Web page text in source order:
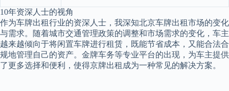
10年资深人士的视角
作为车牌出租行业的资深人士，我深知北京车牌出租市场的变化
与需求。随着城市交通管理政策的调整和市场需求的变化，车主
越来越倾向于将闲置车牌进行租赁，既能节省成本，又能合法合
规地管理自己的资产。金牌车务等专业平台的出现，为车主提供
了更多选择和便利，使得京牌出租成为一种常见的解决方案。